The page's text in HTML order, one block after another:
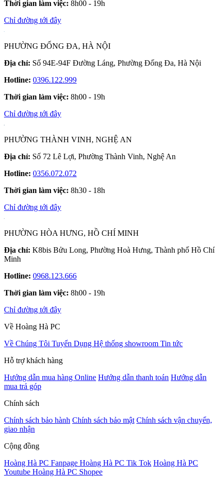
Thời gian làm việc: 8h00 - 19h
Chỉ đường tới đây
PHƯỜNG ĐỐNG ĐA, HÀ NỘI
Địa chỉ: Số 94E-94F Đường Láng, Phường Đống Đa, Hà Nội
Hotline: 0396.122.999
Thời gian làm việc: 8h00 - 19h
Chỉ đường tới đây
PHƯỜNG THÀNH VINH, NGHỆ AN
Địa chỉ: Số 72 Lê Lợi, Phường Thành Vinh, Nghệ An
Hotline: 0356.072.072
Thời gian làm việc: 8h30 - 18h
Chỉ đường tới đây
PHƯỜNG HÒA HƯNG, HỒ CHÍ MINH
Địa chỉ: K8bis Bửu Long, Phường Hoà Hưng, Thành phố Hồ Chí
Minh
Hotline: 0968.123.666
Thời gian làm việc: 8h00 - 19h
Chỉ đường tới đây
Về Hoàng Hà PC
Về Chúng Tôi Tuyển Dụng Hệ thống showroom Tin tức
Hỗ trợ khách hàng
Hướng dẫn mua hàng Online Hướng dẫn thanh toán Hướng dẫn
mua trả góp
Chính sách
Chính sách bảo hành Chính sách bảo mật Chính sách vận chuyển,
giao nhận
Cộng đồng
Hoàng Hà PC Fanpage Hoàng Hà PC Tik Tok Hoàng Hà PC
Youtube Hoàng Hà PC Shopee